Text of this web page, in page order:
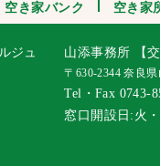
空き家バンク 空き家
ジュ 山添事務所 【
〒630-2344 奈良
Tel・Fax 0743-
窓口開設日:火